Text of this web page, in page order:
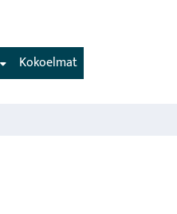
Kokoelmat